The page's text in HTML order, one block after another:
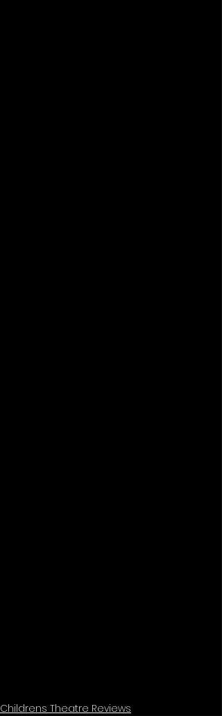
Childrens Theatre Reviews